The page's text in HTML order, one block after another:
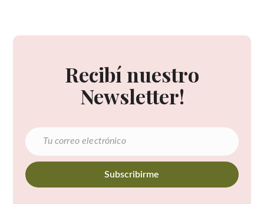
Recibí nuestro
Newsletter!